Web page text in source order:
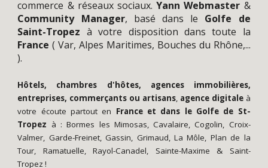
commerce & réseaux sociaux.YannWebmaster &
Community Manager, basé dans le Golfe de
Saint-Tropez à votre disposition dans toute la
France (Var,Alpes Maritimes, Bouches du Rhône,...
).
Hôtels, chambres d'hôtes, agences immobilières,
entreprises, commerçants ou artisans, agence digitaleà
votre écoute partout en Franceet dans le Golfe de St-
Tropez à :Bormes les Mimosas,Cavalaire,Cogolin, Croix-
Valmer, Garde-Freinet,Gassin, Grimaud,La Môle, Plan de la
Tour, Ramatuelle,Rayol-Canadel, Sainte-Maxime & Saint-
Tropez !